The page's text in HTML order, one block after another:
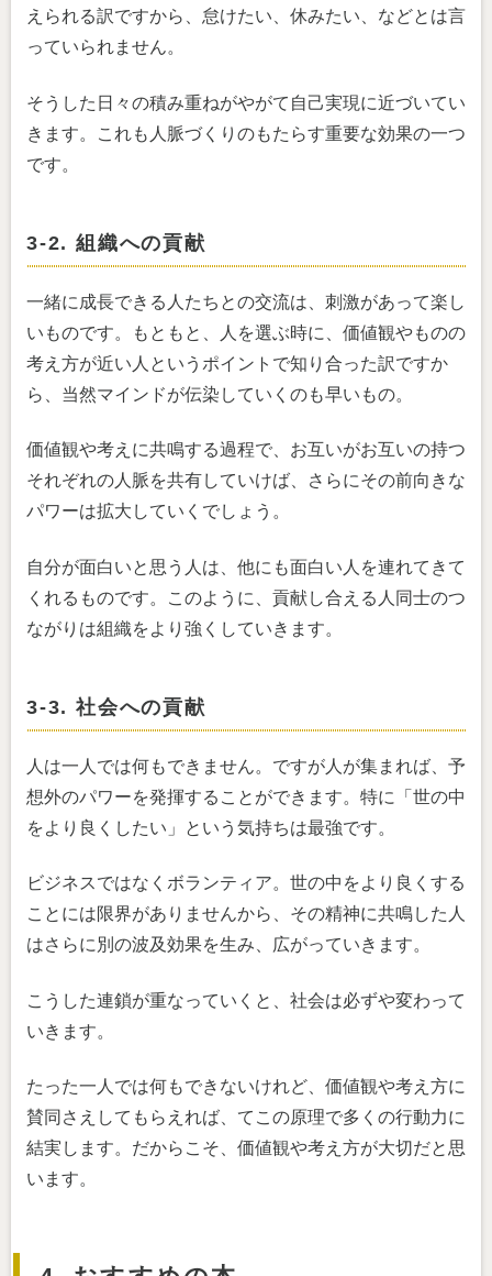
えられる訳ですから、怠けたい、休みたい、などとは言
っていられません。
そうした日々の積み重ねがやがて自己実現に近づいてい
きます。これも人脈づくりのもたらす重要な効果の一つ
です。
3-2. 組織への貢献
一緒に成長できる人たちとの交流は、刺激があって楽し
いものです。もともと、人を選ぶ時に、価値観やものの
考え方が近い人というポイントで知り合った訳ですか
ら、当然マインドが伝染していくのも早いもの。
価値観や考えに共鳴する過程で、お互いがお互いの持つ
それぞれの人脈を共有していけば、さらにその前向きな
パワーは拡大していくでしょう。
自分が面白いと思う人は、他にも面白い人を連れてきて
くれるものです。このように、貢献し合える人同士のつ
ながりは組織をより強くしていきます。
3-3. 社会への貢献
人は一人では何もできません。ですが人が集まれば、予
想外のパワーを発揮することができます。特に「世の中
をより良くしたい」という気持ちは最強です。
ビジネスではなくボランティア。世の中をより良くする
ことには限界がありませんから、その精神に共鳴した人
はさらに別の波及効果を生み、広がっていきます。
こうした連鎖が重なっていくと、社会は必ずや変わって
いきます。
たった一人では何もできないけれど、価値観や考え方に
賛同さえしてもらえれば、てこの原理で多くの行動力に
結実します。だからこそ、価値観や考え方が大切だと思
います。